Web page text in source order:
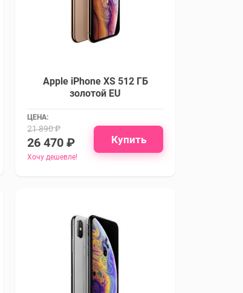
Apple iPhone XS 512 ГБ
золотой EU
ЦЕНА:
21 890 ₽
26 470 ₽
Хочу дешевле!
Купить